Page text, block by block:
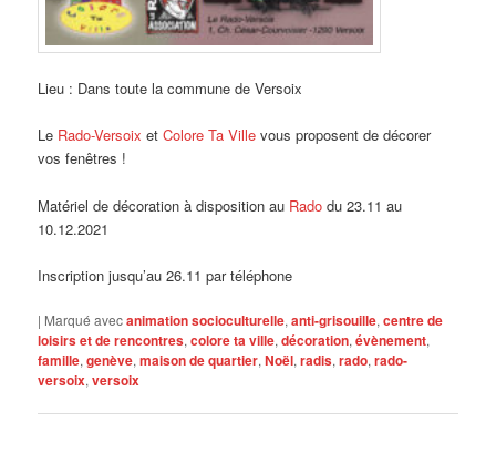
Lieu : Dans toute la commune de Versoix
Le Rado-Versoix etColore Ta Ville vous proposent de décorer
vos fenêtres !
Matériel de décoration à disposition au Rado du 23.11 au
10.12.2021
Inscription jusqu’au 26.11 par téléphone
| Marqué avecanimation socioculturelle,anti-grisouille,centre de
loisirs et de rencontres,colore ta ville,décoration,évènement,
famille,genève,maison de quartier,Noël,radis,rado,rado-
versoix,versoix